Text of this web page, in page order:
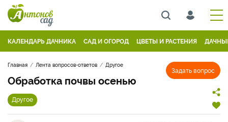
КАЛЕНДАРЬ ДАЧНИКА САД И ОГОРОД ЦВЕТЫ И РАСТЕНИЯ
Задать вопрос
Главная Лента вопросов-ответов Другое
Обработка почвы осенью
Другое